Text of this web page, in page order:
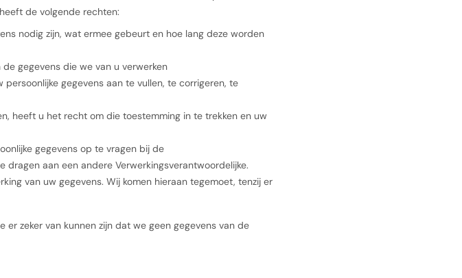
de volgende rechten:
nodig zijn, wat ermee gebeurt en hoe lang deze worden
gegevens die we van u verwerken
gegevens aan te vullen, te corrigeren, te
heeft u het recht om die toestemming in te trekken en uw
gegevens op te vragen bij de
dragen aan een andere Verwerkingsverantwoordelijke.
van uw gegevens. Wij komen hieraan tegemoet, tenzij er
zeker van kunnen zijn dat we geen gegevens van de